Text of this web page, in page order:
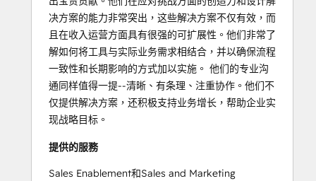
决方案的能力非常突出，这些解决方案不仅有效，而
且在收入运营方面具有很强的可扩展性。他们非常了
解如何将工具与实际业务需求相结合，并以确保流程
一致性和长期影响的方式加以实施。 他们的专业沟
通同样值得一提--清晰、有条理、注重协作。他们不
仅提供解决方案，还积极支持业务增长，帮助企业实
现战略目标。
提供的服務
Sales Enablement和Sales and Marketing